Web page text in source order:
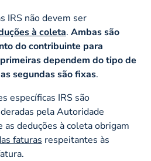
IRS não devem ser
à coleta. Ambas são
do contribuinte para
dependem do tipo de
segundas são fixas.
específicas IRS são
pela Autoridade
as deduções à coleta obrigam
faturas respeitantes às